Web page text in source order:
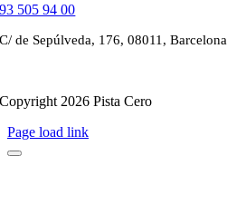
93 505 94 00
C/ de Sepúlveda, 176, 08011, Barcelona
Copyright 2026 Pista Cero
Page load link